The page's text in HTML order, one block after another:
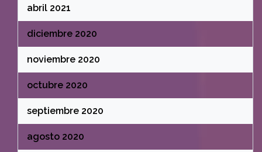
abril 2021
diciembre 2020
noviembre 2020
octubre 2020
septiembre 2020
agosto 2020